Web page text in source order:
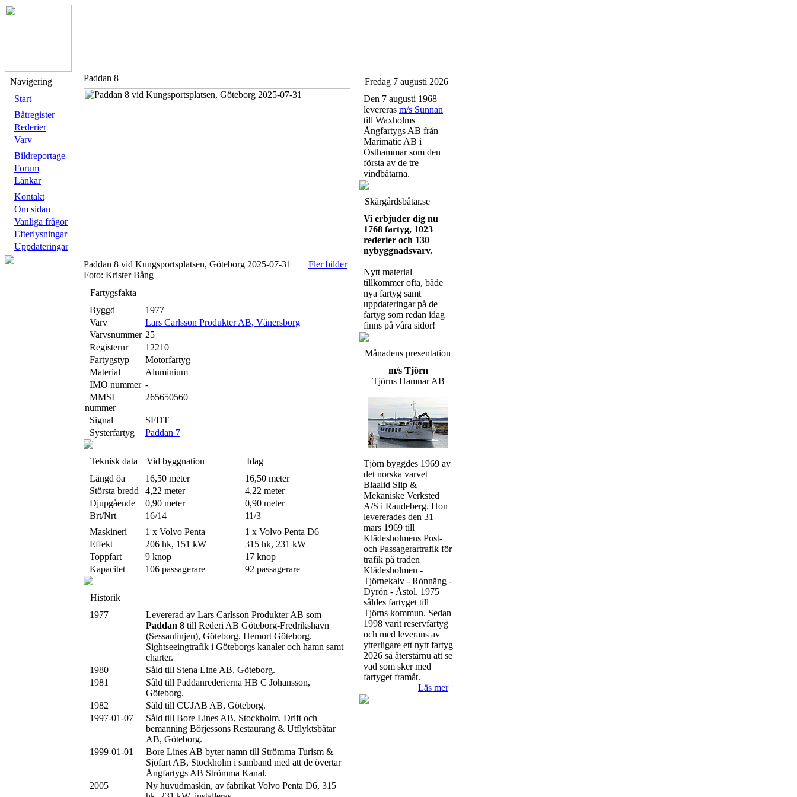
Navigering
Start
Båtregister
Rederier
Varv
Bildreportage
Forum
Länkar
Kontakt
Om sidan
Vanliga frågor
Efterlysningar
Uppdateringar
Paddan 8
Paddan 8 vid Kungsportsplatsen, Göteborg 2025-07-31
Foto: Krister Bång
Fler bilder
Fartygsfakta
Byggd
1977
Varv
Lars Carlsson Produkter AB, Vänersborg
Varvsnummer 25
Registernr
12210
Fartygstyp
Motorfartyg
Material
Aluminium
IMO nummer -
MMSI
nummer
265650560
Signal
SFDT
Systerfartyg
Paddan 7
Teknisk data Vid byggnation
Idag
Längd öa
16,50 meter
16,50 meter
Största bredd
4,22 meter
4,22 meter
Djupgående
0,90 meter
0,90 meter
Brt/Nrt
16/14
11/3
Maskineri
1 x Volvo Penta
1 x Volvo Penta D6
Effekt
206 hk, 151 kW
315 hk, 231 kW
Toppfart
9 knop
17 knop
Kapacitet
106 passagerare 92 passagerare
Historik
1977
Levererad av Lars Carlsson Produkter AB som
Paddan 8 till Rederi AB Göteborg-Fredrikshavn
(Sessanlinjen), Göteborg. Hemort Göteborg.
Sightseeingtrafik i Göteborgs kanaler och hamn samt
charter.
1980
Såld till Stena Line AB, Göteborg.
1981
Såld till Paddanrederierna HB C Johansson,
Göteborg.
1982
Såld till CUJAB AB, Göteborg.
1997-01-07
Såld till Bore Lines AB, Stockholm. Drift och
bemanning Börjessons Restaurang & Utflyktsbåtar
AB, Göteborg.
1999-01-01
Bore Lines AB byter namn till Strömma Turism &
Sjöfart AB, Stockholm i samband med att de övertar
Ångfartygs AB Strömma Kanal.
2005
Ny huvudmaskin, av fabrikat Volvo Penta D6, 315
Fredag 7 augusti 2026
Den 7 augusti 1968
levereras m/s Sunnan
till Waxholms
Ångfartygs AB från
Marimatic AB i
Östhammar som den
första av de tre
vindbåtarna.
Skärgårdsbåtar.se
Vi erbjuder dig nu
1768 fartyg, 1023
rederier och 130
nybyggnadsvarv.
Nytt material
tillkommer ofta, både
nya fartyg samt
uppdateringar på de
fartyg som redan idag
finns på våra sidor!
Månadens presentation
m/s Tjörn
Tjörns Hamnar AB
Tjörn byggdes 1969 av
det norska varvet
Blaalid Slip &
Mekaniske Verksted
A/S i Raudeberg. Hon
levererades den 31
mars 1969 till
Klädesholmens Post-
och Passagerartrafik för
trafik på traden
Klädesholmen -
Tjörnekalv - Rönnäng -
Dyrön - Åstol. 1975
såldes fartyget till
Tjörns kommun. Sedan
1998 varit reservfartyg
och med leverans av
ytterligare ett nytt fartyg
2026 så återstårnu att se
vad som sker med
fartyget framåt.
Läs mer